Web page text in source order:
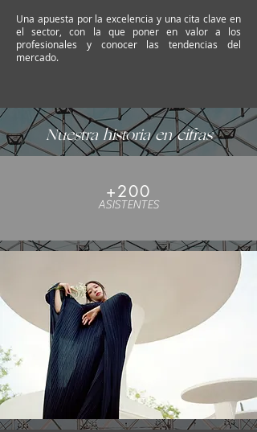
Una apuesta por la excelencia y una cita clave en
el sector, con la que poner en valor a los
profesionales y conocer las tendencias del
mercado.
Nuestra historia en cifras
+200
ASISTENTES